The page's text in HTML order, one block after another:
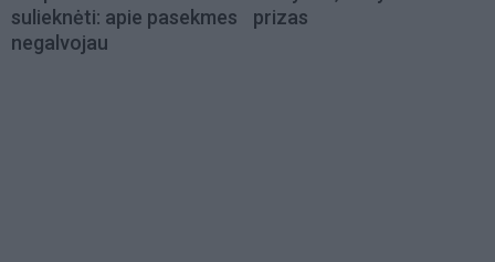
sulieknėti: apie pasekmes
negalvojau
prizas